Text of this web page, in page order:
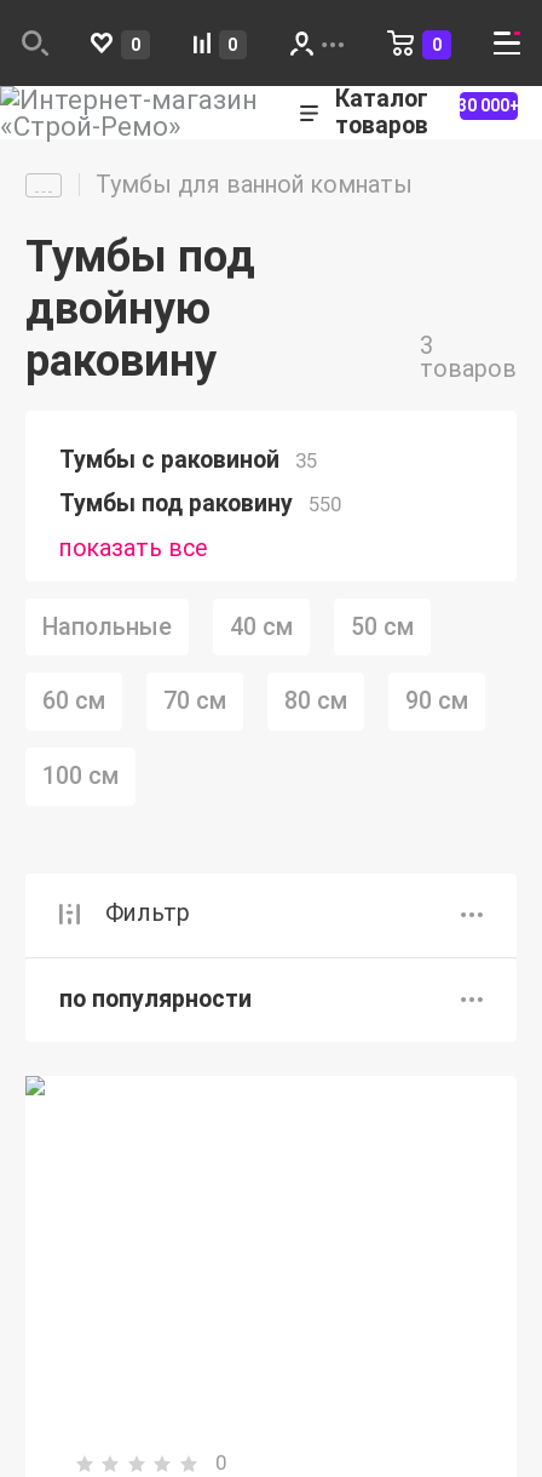
0 0 0
Каталог
товаров
30 000+
Тумбы для ванной комнаты
Тумбы под
двойную
раковину
3
товаров
Тумбы с раковиной 35
Тумбы под раковину 550
показать все
Напольные 40 см 50 см
60 см 70 см 80 см 90 см
100 см
Фильтр
по популярности
0